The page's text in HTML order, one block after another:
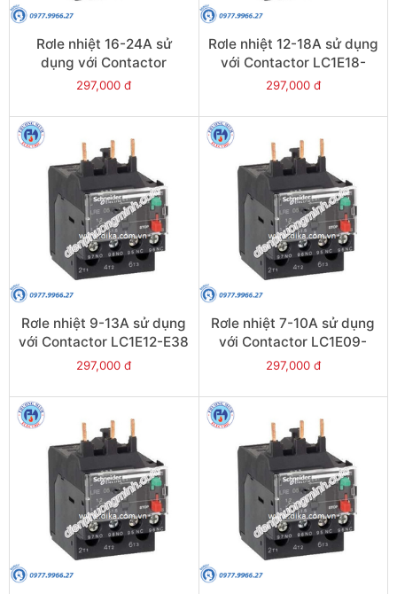
Rơle nhiệt 16-24A sử
dụng với Contactor
LC1E25-E38 - Model
297,000 đ
Rơle nhiệt 12-18A sử dụng
với Contactor LC1E18-
E38 - Model LRE21
297,000 đ
Rơle nhiệt 9-13A sử dụng
với Contactor LC1E12-E38
- Model LRE16
297,000 đ
Rơle nhiệt 7-10A sử dụng
với Contactor LC1E09-
E38 - Model LRE14
297,000 đ